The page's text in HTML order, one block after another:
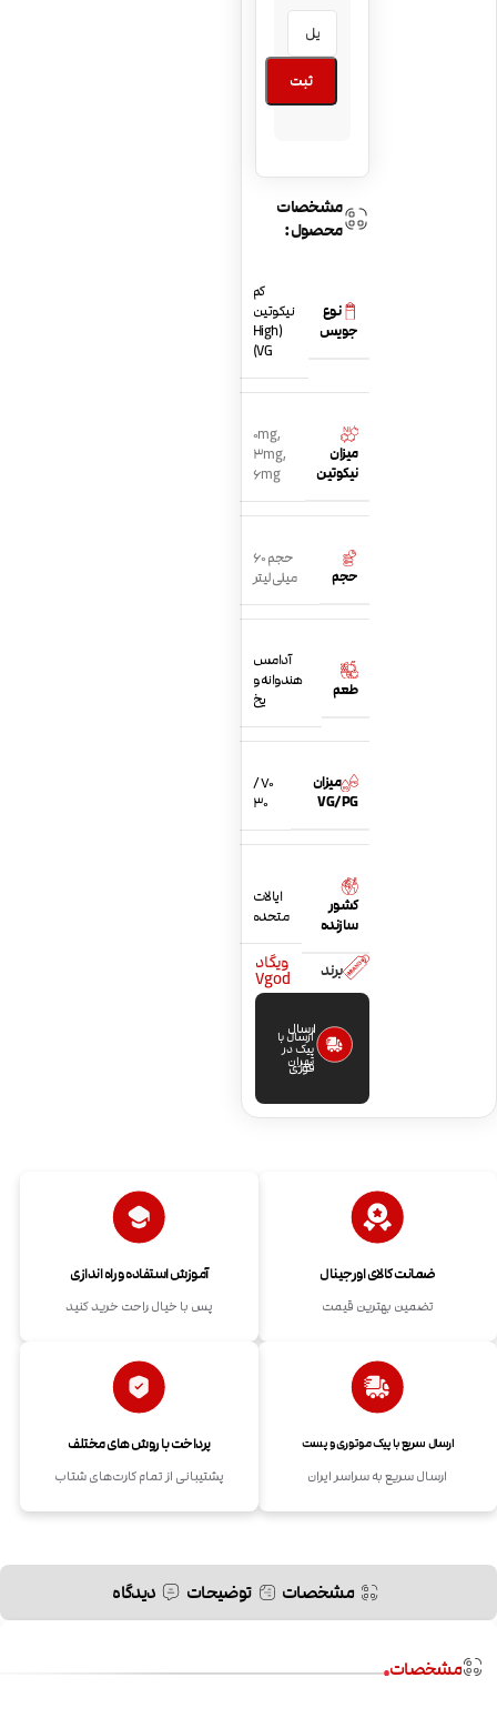
ثبت
مشخصات
محصول:
نوع
جویس
کم
نیکوتین
(High
VG)
میزان
نیکوتین
0mg,
3mg,
6mg
حجم
حجم 60
میلی لیتر
طعم
آدامس
هندوانه و
یخ
میزان
VG/PG
70 /
30
کشور
سازنده
ایالات
متحده
برند ویگاد
Vgod
ارسال
فوری
ارسال با
پیک در
تهران
ضمانت کالای اورجینال
تضمین بهترین قیمت
آموزش استفاده و راه اندازی
پس با خیال راحت خرید کنید
ارسال سریع با پیک موتوری و پست
ارسال سریع به سراسر ایران
پرداخت با روش های مختلف
پشتیبانی از تمام کارت‌های شتاب
مشخصات توضیحات دیدگاه
مشخصات